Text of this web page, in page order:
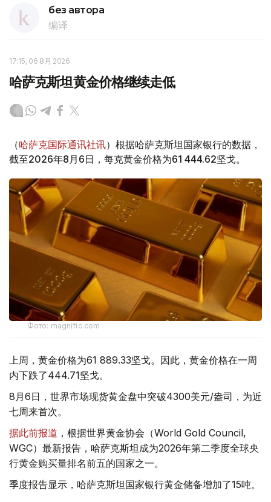
без автора
编译
17:15, 06 8月 2026
哈萨克斯坦黄金价格继续走低
（哈萨克国际通讯社讯）根据哈萨克斯坦国家银行的数据，
截至2026年8月6日，每克黄金价格为61 444.62坚戈。
Фото: magnific.com
上周，黄金价格为61 889.33坚戈。因此，黄金价格在一周
内下跌了444.71坚戈。
8月6日，世界市场现货黄金盘中突破4300美元/盎司，为近
七周来首次。
据此前报道 ，根据世界黄金协会（World Gold Council,
WGC）最新报告，哈萨克斯坦成为2026年第二季度全球央
行黄金购买量排名前五的国家之一。
季度报告显示，哈萨克斯坦国家银行黄金储备增加了15吨。